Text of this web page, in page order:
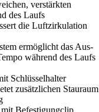
verstärkten
des Laufs
die Luftzirkulation
ermöglicht das Aus-
während des Laufs
Schlüsselhalter
zusätzlichen Stauraum